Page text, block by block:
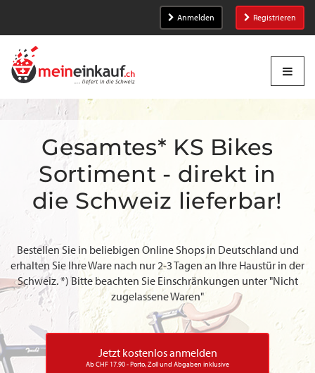
Anmelden Registrieren
Gesamtes* KS Bikes
Sortiment - direkt in
die Schweiz lieferbar!
Bestellen Sie in beliebigen Online Shops in Deutschland und
erhalten Sie Ihre Ware nach nur 2-3 Tagen an Ihre Haustür in der
Schweiz. *) Bitte beachten Sie Einschränkungen unter "Nicht
zugelassene Waren"
Jetzt kostenlos anmelden
Ab CHF 17.90 - Porto, Zoll und Abgaben inklusive